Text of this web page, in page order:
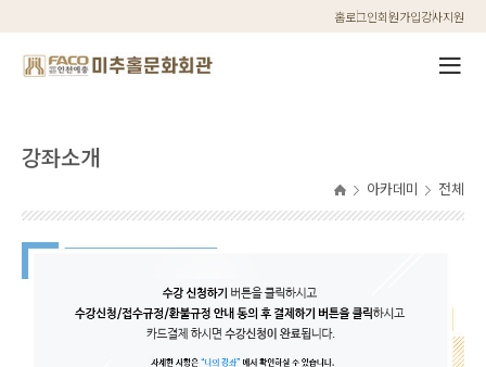
홈로그인회원가입강사지원
강좌소개
아카데미 전체